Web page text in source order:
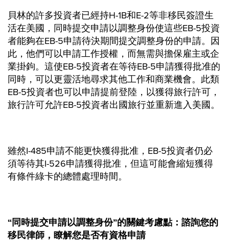
貝林的許多投資者已經持H-1B和E-2等非移民簽證生
活在美國，同時提交申請以調整身份使這些EB-5投資
者能夠在EB-5申請待決期間提交調整身份的申請。因
此，他們可以申請工作授權，而無需與擔保雇主或企
業掛鉤。這使EB-5投資者在等待EB-5申請獲得批准的
同時，可以更靈活地尋求其他工作和商業機會。此類
EB-5投資者也可以申請提前登陸，以獲得旅行許可，
旅行許可允許EB-5投資者出國旅行並重新進入美國。
雖然I-485申請不能更快獲得批准，EB-5投資者仍必
須等待其I-526申請獲得批准，但這可能會縮短獲得
有條件綠卡的總體處理時間。
“同時提交申請以調整身份”的關鍵考慮點：諮詢您的
移民律師，瞭解您是否有資格申請